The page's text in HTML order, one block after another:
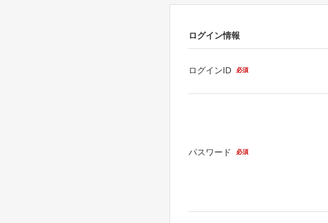
ログイン情報
ログインID 必須
パスワード 必須